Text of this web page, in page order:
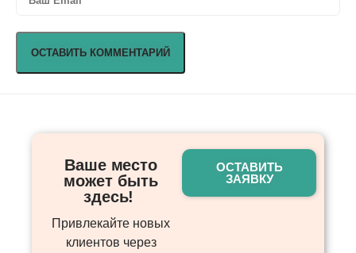
Ваше место
может быть
здесь! ​
Привлекайте новых
клиентов через
ОСТАВИТЬ
ЗАЯВКУ